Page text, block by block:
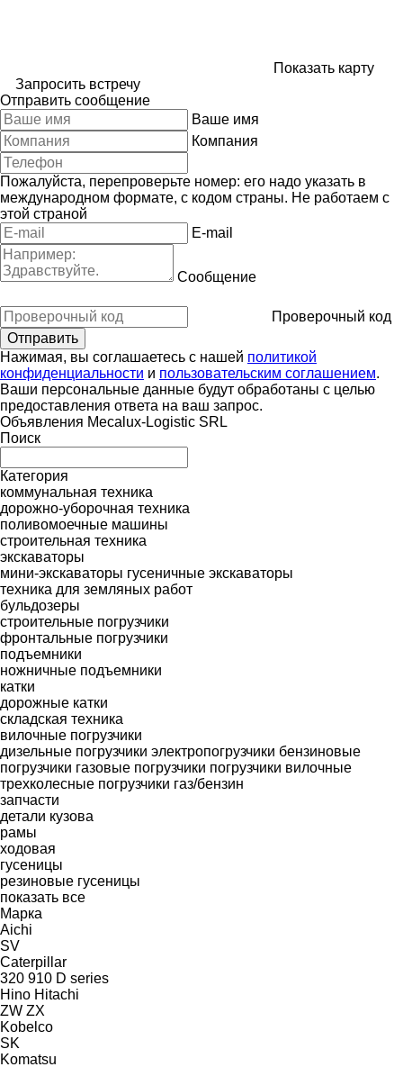
Показать карту
Запросить встречу
Отправить сообщение
Ваше имя
Компания
Пожалуйста, перепроверьте номер: его надо указать в
международном формате, с кодом страны. Не работаем с
этой страной
E-mail
Сообщение
Проверочный код
Нажимая, вы соглашаетесь с нашей политикой
конфиденциальности и пользовательским соглашением.
Ваши персональные данные будут обработаны с целью
предоставления ответа на ваш запрос.
Объявления Mecalux-Logistic SRL
Поиск
Категория
коммунальная техника
дорожно-уборочная техника
поливомоечные машины
строительная техника
экскаваторы
мини-экскаваторы гусеничные экскаваторы
техника для земляных работ
бульдозеры
строительные погрузчики
фронтальные погрузчики
подъемники
ножничные подъемники
катки
дорожные катки
складская техника
вилочные погрузчики
дизельные погрузчики электропогрузчики бензиновые
погрузчики газовые погрузчики погрузчики вилочные
трехколесные погрузчики газ/бензин
запчасти
детали кузова
рамы
ходовая
гусеницы
резиновые гусеницы
показать все
Марка
Aichi
SV
Caterpillar
320 910 D series
Hino Hitachi
ZW ZX
Kobelco
SK
Komatsu